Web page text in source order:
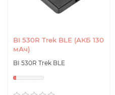
BI 530R Trek BLE (АКБ 130
мАч)
BI 530R Trek BLE